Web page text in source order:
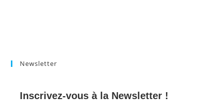
Newsletter
Inscrivez-vous à la Newsletter !